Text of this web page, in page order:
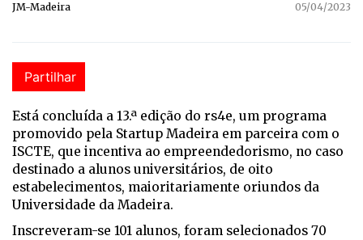
JM-Madeira 05/04/2023
Partilhar
Está concluída a 13.ª edição do rs4e, um programa
promovido pela Startup Madeira em parceira com o
ISCTE, que incentiva ao empreendedorismo, no caso
destinado a alunos universitários, de oito
estabelecimentos, maioritariamente oriundos da
Universidade da Madeira.
Inscreveram-se 101 alunos, foram selecionados 70